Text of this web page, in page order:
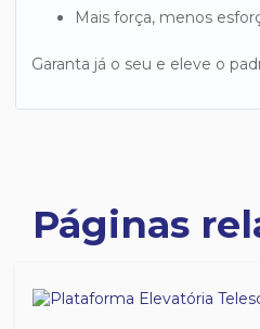
Mais força, menos
Garanta já o seu e eleve o
Páginas